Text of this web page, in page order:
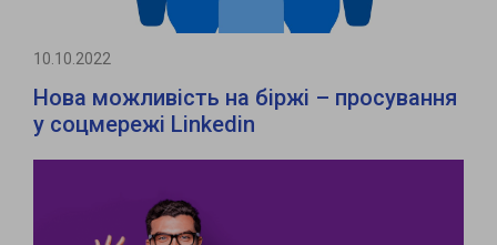
10.10.2022
Нова можливість на біржі – просування
у соцмережі Linkedin